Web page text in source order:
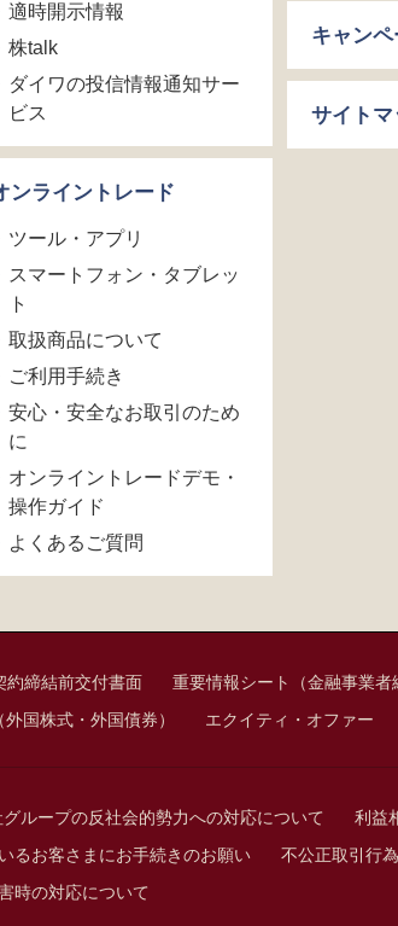
適時開示情報
株talk
ダイワの投信情報通知サー
ビス
ンライントレード
ツール・アプリ
スマートフォン・タブレッ
ト
取扱商品について
ご利用手続き
安心・安全なお取引のため
に
オンライントレードデモ・
操作ガイド
よくあるご質問
キャンペ
サイトマ
約締結前交付書面
重要情報シート（金融事業者
国株式・外国債券） エクイティ・オファー
グループの反社会的勢力への対応について
利益
るお客さまにお手続きのお願い
不公正取引行
時の対応について